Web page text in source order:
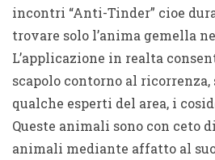
incontri “Anti-Tinder” cioe
trovare solo l’anima gemella
L’applicazione in realta
scapolo contorno al ricorrenza,
qualche esperti del area, i
Queste animali sono con ceto
animali mediante affatto al